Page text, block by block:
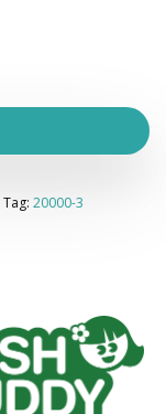
Tag: 20000-3